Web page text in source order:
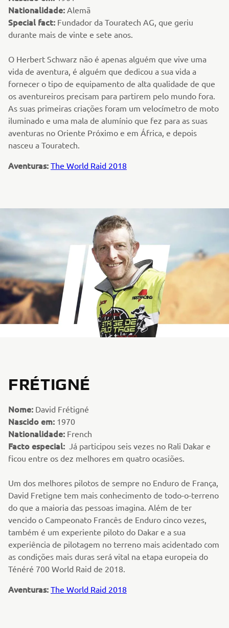
Nationalidade: Alemã
Special fact: Fundador da Touratech AG, que geriu
durante mais de vinte e sete anos.
O Herbert Schwarz não é apenas alguém que vive uma
vida de aventura, é alguém que dedicou a sua vida a
fornecer o tipo de equipamento de alta qualidade de que
os aventureiros precisam para partirem pelo mundo fora.
As suas primeiras criações foram um velocímetro de moto
iluminado e uma mala de alumínio que fez para as suas
aventuras no Oriente Próximo e em África, e depois
nasceu a Touratech.
Aventuras: The World Raid 2018
FRÉTIGNÉ
Nome: David Frétigné
Nascido em: 1970
Nationalidade: French
Facto especial: Já participou seis vezes no Rali Dakar e
ficou entre os dez melhores em quatro ocasiões.
Um dos melhores pilotos de sempre no Enduro de França,
David Fretigne tem mais conhecimento de todo-o-terreno
do que a maioria das pessoas imagina. Além de ter
vencido o Campeonato Francês de Enduro cinco vezes,
também é um experiente piloto do Dakar e a sua
experiência de pilotagem no terreno mais acidentado com
as condições mais duras será vital na etapa europeia do
Ténéré 700 World Raid de 2018.
Aventuras: The World Raid 2018